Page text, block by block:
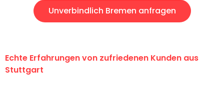
Unverbindlich Bremen anfragen
Echte Erfahrungen von zufriedenen Kunden aus
Stuttgart